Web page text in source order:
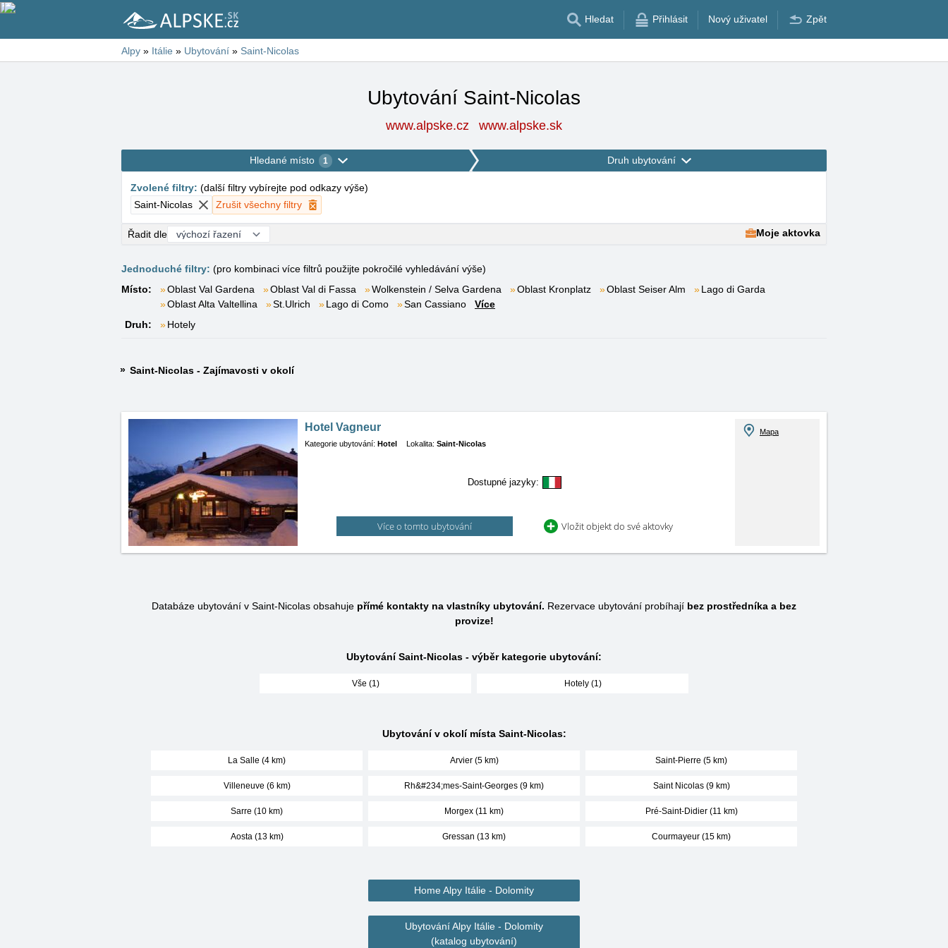
Hledat Přihlásit Nový uživatel Zpět
Alpy » Itálie » Ubytování » Saint-Nicolas
Ubytování Saint-Nicolas
www.alpske.cz www.alpske.sk
Hledané místo 1 Druh ubytování
Zvolené filtry: (další filtry vybírejte pod odkazy výše)
Saint-Nicolas
Zrušit všechny filtry
Řadit dle Moje aktovka
Jednoduché filtry: (pro kombinaci více filtrů použijte pokročilé vyhledávání výše)
Místo:
Oblast Val Gardena Oblast Val di Fassa Wolkenstein / Selva Gardena Oblast Kronplatz Oblast Seiser Alm
Lago di Garda
Oblast Alta Valtellina
St.Ulrich Lago di Como San Cassiano
Více
Druh:
Hotely
Saint-Nicolas - Zajímavosti v okolí
Hotel Vagneur
Kategorie ubytování: Hotel Lokalita: Saint-Nicolas
Dostupné jazyky:
Více o tomto ubytování Vložit objekt do své aktovky
Mapa
Databáze ubytování v Saint-Nicolas obsahuje přímé kontakty na vlastníky ubytování. Rezervace ubytování probíhají bez prostředníka a bez
provize!
Ubytování Saint-Nicolas - výběr kategorie ubytování:
Vše (1) Hotely (1)
Ubytování v okolí místa Saint-Nicolas:
La Salle (4 km) Arvier (5 km) Saint-Pierre (5 km)
Villeneuve (6 km) Rh&#234;mes-Saint-Georges (9 km) Saint Nicolas (9 km)
Sarre (10 km) Morgex (11 km) Pré-Saint-Didier (11 km)
Aosta (13 km) Gressan (13 km) Courmayeur (15 km)
Home Alpy Itálie - Dolomity
Ubytování Alpy Itálie - Dolomity
(katalog ubytování)